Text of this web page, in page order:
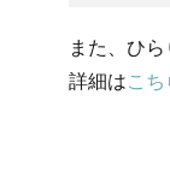
また、ひ
詳細はこち